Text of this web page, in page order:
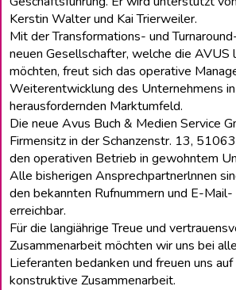
Kerstin Walter und Kai Trierweiler.
Mit der Transformations- und
neuen Gesellschafter, welche die
möchten, freut sich das operative
Weiterentwicklung des Unternehmens
herausfordernden Marktumfeld.
Die neue Avus Buch & Medien Service
Firmensitz in der Schanzenstr. 13,
den operativen Betrieb in gewohntem
Alle bisherigen Ansprechpartnerlnnen
den bekannten Rufnummern und E-
erreichbar.
Für die langiährige Treue und
Zusammenarbeit möchten wir uns bei
Lieferanten bedanken und freuen uns
konstruktive Zusammenarbeit.